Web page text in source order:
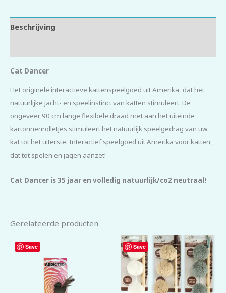
Beschrijving
Cat Dancer
Het originele interactieve kattenspeelgoed uit Amerika, dat het
natuurlijke jacht- en speelinstinct van katten stimuleert. De
ongeveer 90 cm lange flexibele draad met aan het uiteinde
kartonnenrolletjes stimuleert het natuurlijk speelgedrag van uw
kat tot het uiterste. Interactief speelgoed uit Amerika voor katten,
dat tot spelen en jagen aanzet!
Cat Dancer is 35 jaar en volledig natuurlijk/co2 neutraal!
Gerelateerde producten
Save Save